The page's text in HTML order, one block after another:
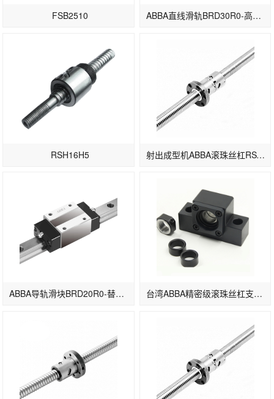
FSB2510 ABBA直线滑轨BRD30R0-高组装型
RSH16H5 射出成型机ABBA滚珠丝杠RSY2005-3/4
ABBA导轨滑块BRD20R0-替换原BRH20B 台湾ABBA精密级滚珠丝杠支撑座EK系列EK15